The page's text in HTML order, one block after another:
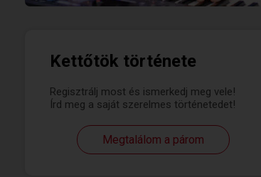
Kettőtök története
Regisztrálj most és ismerkedj meg vele!
Írd meg a saját szerelmes történetedet!
Megtalálom a párom